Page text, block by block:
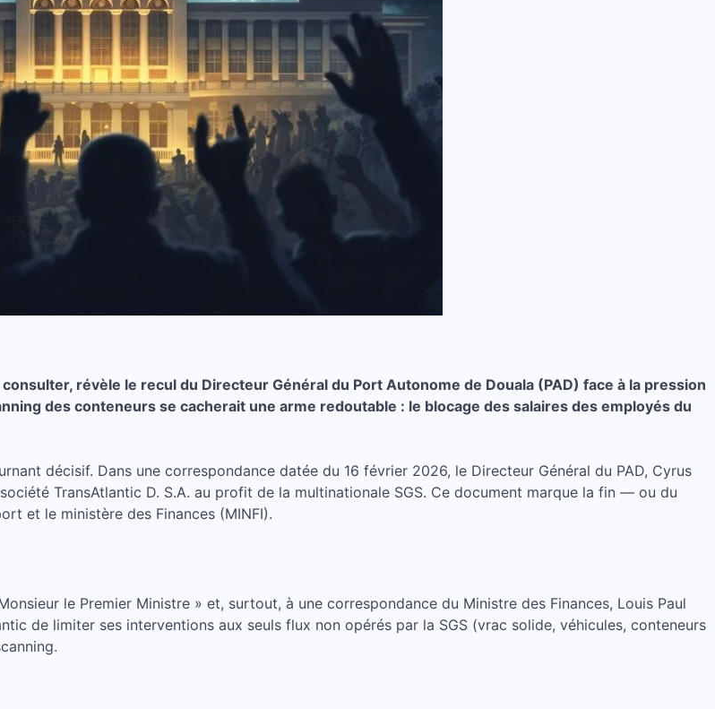
révèle le recul du Directeur Général du Port Autonome de Douala (PAD) face à la pression
des conteneurs se cacherait une arme redoutable : le blocage des salaires des employés du
décisif. Dans une correspondance datée du 16 février 2026, le Directeur Général du PAD, Cyrus
TransAtlantic D. S.A. au profit de la multinationale SGS. Ce document marque la fin — ou du
et le ministère des Finances (MINFI).
le Premier Ministre » et, surtout, à une correspondance du Ministre des Finances, Louis Paul
de limiter ses interventions aux seuls flux non opérés par la SGS (vrac solide, véhicules, conteneurs